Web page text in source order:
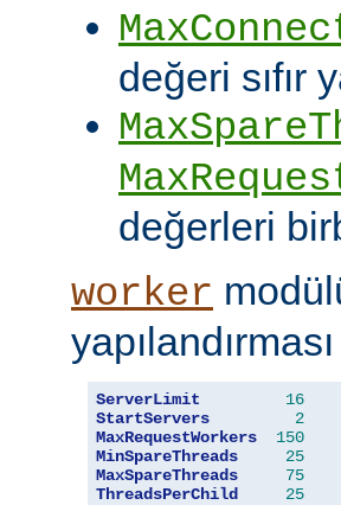
değeri sıfır
değerleri
worker
ServerLimit
16
StartServers
2
MaxRequestWorkers
150
MinSpareThreads
25
MaxSpareThreads
75
ThreadsPerChild
25